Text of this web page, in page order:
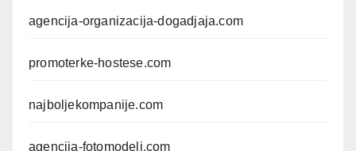
agencija-organizacija-dogadjaja.com
promoterke-hostese.com
najboljekompanije.com
agencija-fotomodeli.com